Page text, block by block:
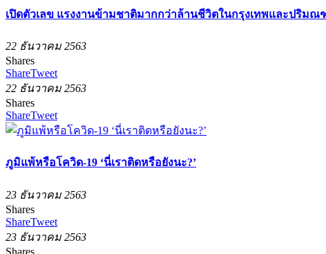
เปิดตัวเลข แรงงานข้ามชาติมากกว่าล้านชีวิตในกรุงเทพและปริมณ
22 ธันวาคม 2563
Shares
ShareTweet
22 ธันวาคม 2563
Shares
ShareTweet
ภูมิแพ้หรือโควิด-19 ‘นี่เราติดหรือยังนะ?’
23 ธันวาคม 2563
Shares
ShareTweet
23 ธันวาคม 2563
Shares